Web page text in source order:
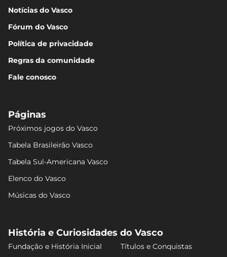
Notícias do Vasco
Fórum do Vasco
Política de privacidade
Regras da comunidade
Fale conosco
Páginas
Próximos jogos do Vasco
Tabela Brasileirão Vasco
Tabela Sul-Americana Vasco
Elenco do Vasco
Músicas do Vasco
História e Curiosidades do Vasco
Fundação e História Inicial
Títulos e Conquistas